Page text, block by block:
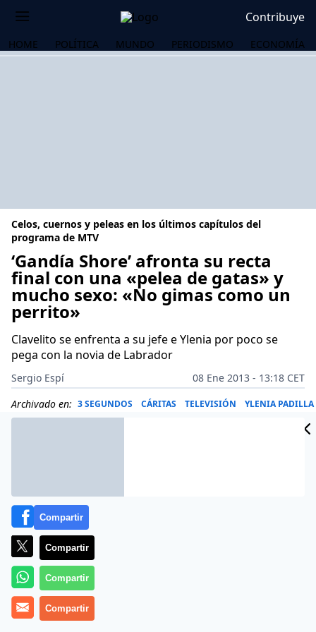
Contribuye
HOME POLÍTICA MUNDO PERIODISMO ECONOMÍA
Celos, cuernos y peleas en los últimos capítulos del
programa de MTV
‘Gandía Shore’ afronta su recta
final con una «pelea de gatas» y
mucho sexo: «No gimas como un
perrito»
Clavelito se enfrenta a su jefe e Ylenia por poco se
pega con la novia de Labrador
Sergio Espí
08 Ene 2013 - 13:18 CET
Archivado en: 3 SEGUNDOS CÁRITAS TELEVISIÓN YLENIA PADILLA
Compartir
Compartir
Compartir
Compartir